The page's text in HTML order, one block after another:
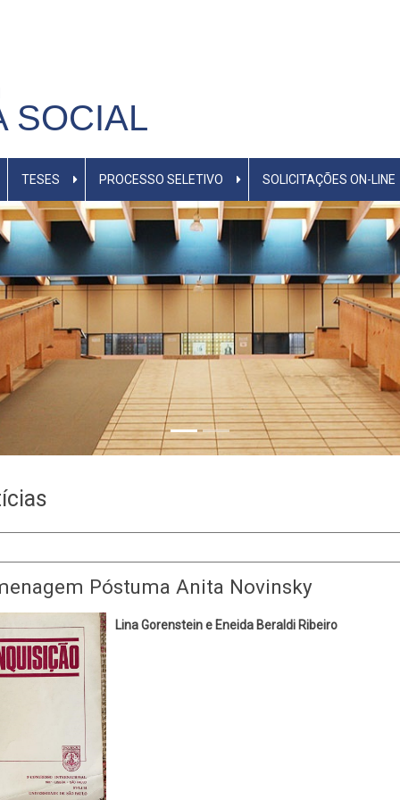
SOCIAL
TESES PROCESSO SELETIVO SOLICITAÇÕES ON-LINE
Póstuma Anita Novinsky
Lina Gorenstein e Eneida Beraldi Ribeiro